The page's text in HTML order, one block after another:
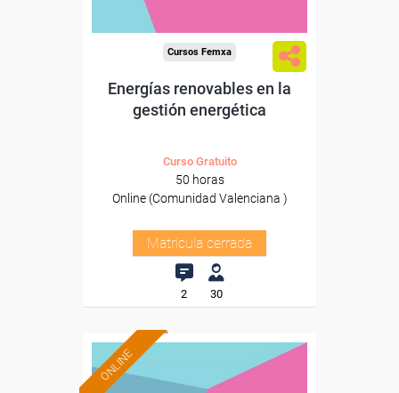
Cursos Femxa
Energías renovables en la
gestión energética
Curso Gratuito
50 horas
Online (Comunidad Valenciana )
Matrícula cerrada
2 30
ONLINE